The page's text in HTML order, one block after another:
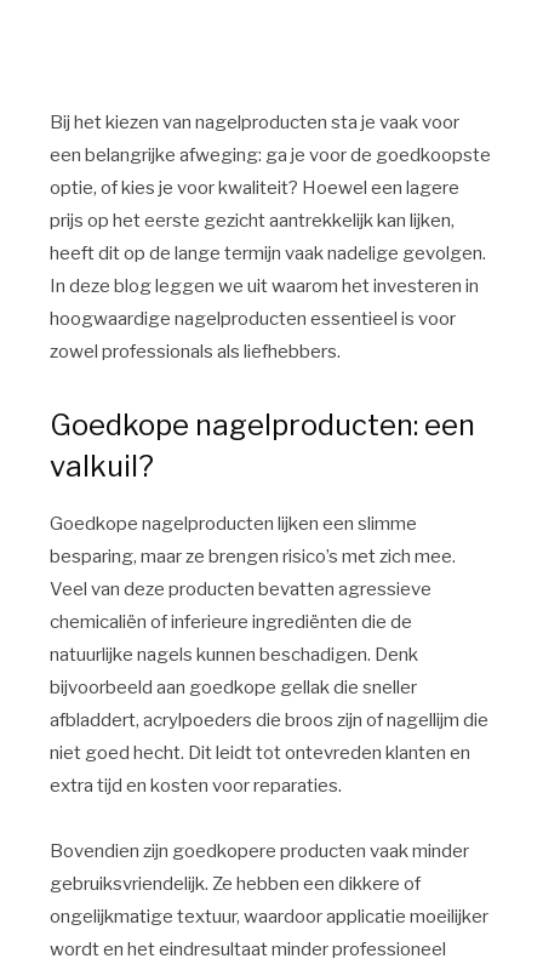
Bij het kiezen van nagelproducten sta je vaak voor
een belangrijke afweging: ga je voor de goedkoopste
optie, of kies je voor kwaliteit? Hoewel een lagere
prijs op het eerste gezicht aantrekkelijk kan lijken,
heeft dit op de lange termijn vaak nadelige gevolgen.
In deze blog leggen we uit waarom het investeren in
hoogwaardige nagelproducten essentieel is voor
zowel professionals als liefhebbers.
Goedkope nagelproducten: een
valkuil?
Goedkope nagelproducten lijken een slimme
besparing, maar ze brengen risico’s met zich mee.
Veel van deze producten bevatten agressieve
chemicaliën of inferieure ingrediënten die de
natuurlijke nagels kunnen beschadigen. Denk
bijvoorbeeld aan goedkope gellak die sneller
afbladdert, acrylpoeders die broos zijn of nagellijm die
niet goed hecht. Dit leidt tot ontevreden klanten en
extra tijd en kosten voor reparaties.
Bovendien zijn goedkopere producten vaak minder
gebruiksvriendelijk. Ze hebben een dikkere of
ongelijkmatige textuur, waardoor applicatie moeilijker
wordt en het eindresultaat minder professioneel